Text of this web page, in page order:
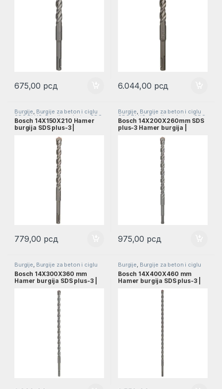
675,00 рсд 6.044,00 рсд
Burgije, Burgije za beton i ciglu
SDS PLUS,Burgije za beton SDS
PLUS,Pribor
Bosch 14X150X210 Hamer
burgija SDS plus-3 |
779,00 рсд
Burgije, Burgije za beton i ciglu
SDS PLUS,Burgije za beton SDS
PLUS,Pribor
Bosch 14X200X260mm SDS
plus-3 Hamer burgija |
975,00 рсд
Burgije, Burgije za beton i ciglu
SDS PLUS,Burgije za beton SDS
PLUS,Pribor
Bosch 14X300X360 mm
Hamer burgija SDS plus-3 |
Burgije, Burgije za beton i ciglu
SDS PLUS,Burgije za beton SDS
PLUS,Pribor
Bosch 14X400X460 mm
Hamer burgija SDS plus-3 |